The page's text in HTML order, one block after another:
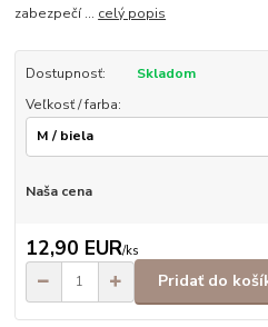
zabezpečí ... celý popis
Dostupnosť:
Skladom
Veľkosť / farba:
Naša cena
12,90 EUR/ks
Pridať do